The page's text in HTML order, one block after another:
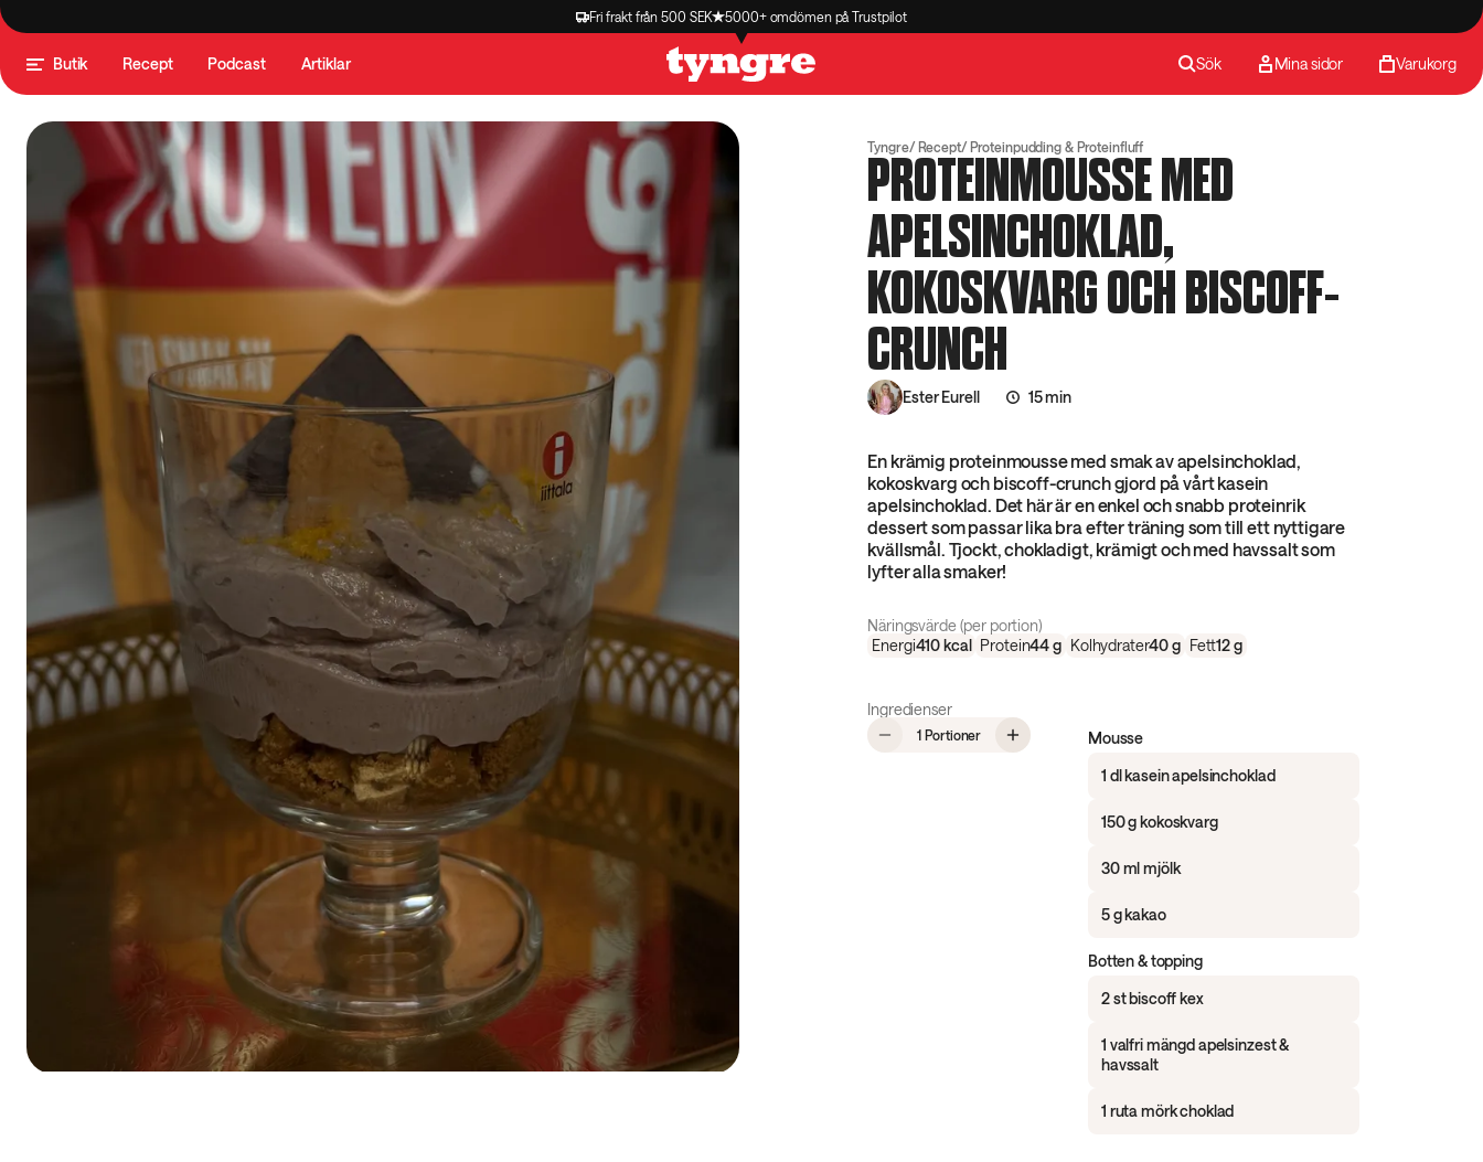
Fri frakt från 500 SEK 5000+ omdömen på Trustpilot
Butik Recept Podcast Artiklar Sök Mina sidor Varukorg
Tyngre Recept Proteinpudding & Proteinfluff
PROTEINMOUSSE MED
APELSINCHOKLAD,
KOKOSKVARG OCH BISCOFF-
CRUNCH
Ester Eurell 15 min
En krämig proteinmousse med smak av apelsinchoklad,
kokoskvarg och biscoff-crunch gjord på vårt kasein
apelsinchoklad. Det här är en enkel och snabb proteinrik
dessert som passar lika bra efter träning som till ett nyttigare
kvällsmål. Tjockt, chokladigt, krämigt och med havssalt som
lyfter alla smaker!
Näringsvärde (per portion)
Energi410kcal Protein44g Kolhydrater40g Fett12g
Ingredienser
1 Portioner, Proteinmousse med apelsinchoklad, kokoskvarg och biscoff-crunch
Mousse
1 dl kasein apelsinchoklad
150 g kokoskvarg
30 ml mjölk
5 g kakao
Botten & topping
2 st biscoff kex
1 valfri mängd apelsinzest &
havssalt
1 ruta mörk choklad